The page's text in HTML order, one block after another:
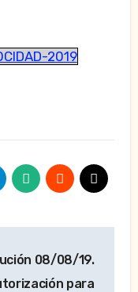
2019
08/08/19.
para